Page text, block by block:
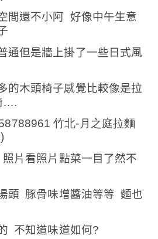
間還不小阿 好像中午生意
通但是牆上掛了一些日式風
的木頭椅子感覺比較像是拉
….
照片看照片點菜一目了然不
頭 豚骨味增醬油等等 麵也
不知道味道如何?